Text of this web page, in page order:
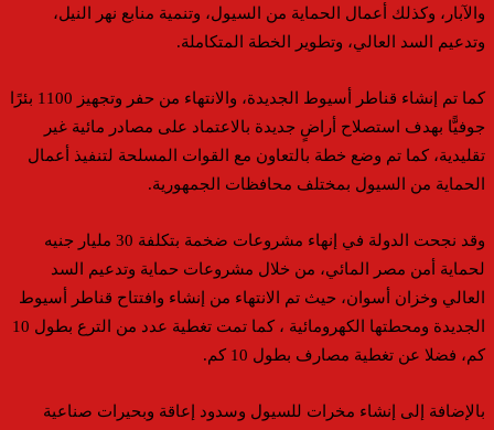
والآبار، وكذلك أعمال الحماية من السيول، وتنمية منابع نهر النيل،
وتدعيم السد العالي، وتطوير الخطة المتكاملة.
كما تم إنشاء قناطر أسيوط الجديدة، والانتهاء من حفر وتجهيز 1100 بئرًا
جوفيًّا بهدف استصلاح أراضٍ جديدة بالاعتماد على مصادر مائية غير
تقليدية، كما تم وضع خطة بالتعاون مع القوات المسلحة لتنفيذ أعمال
الحماية من السيول بمختلف محافظات الجمهورية.
وقد نجحت الدولة في إنهاء مشروعات ضخمة بتكلفة 30 مليار جنيه
لحماية أمن مصر المائي، من خلال مشروعات حماية وتدعيم السد
العالي وخزان أسوان، حيث تم الانتهاء من إنشاء وافتتاح قناطر أسيوط
الجديدة ومحطتها الكهرومائية ، كما تمت تغطية عدد من الترع بطول 10
كم، فضلا عن تغطية مصارف بطول 10 كم.
بالإضافة إلى إنشاء مخرات للسيول وسدود إعاقة وبحيرات صناعية